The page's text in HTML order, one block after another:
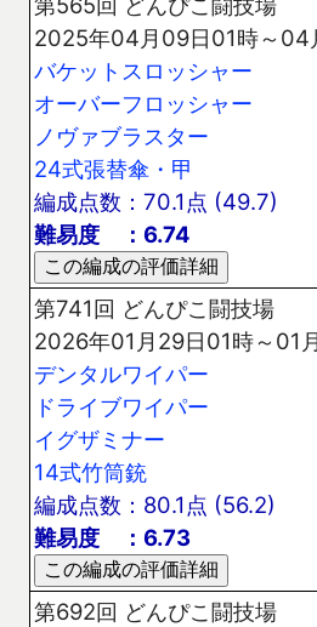
2025年04月09日01時～04
バケットスロッシャー
オーバーフロッシャー
ノヴァブラスター
24式張替傘・甲
編成点数：70.1点 (49.7)
難易度 ：6.74
第741回 どんぴこ闘技場
2026年01月29日01時～01
デンタルワイパー
ドライブワイパー
イグザミナー
14式竹筒銃
編成点数：80.1点 (56.2)
難易度 ：6.73
第692回 どんぴこ闘技場